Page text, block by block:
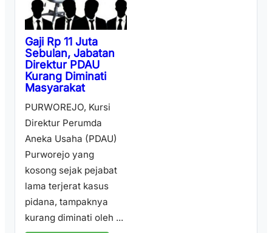
Gaji Rp 11 Juta
Sebulan, Jabatan
Direktur PDAU
Kurang Diminati
Masyarakat
PURWOREJO, Kursi
Direktur Perumda
Aneka Usaha (PDAU)
Purworejo yang
kosong sejak pejabat
lama terjerat kasus
pidana, tampaknya
kurang diminati oleh ...